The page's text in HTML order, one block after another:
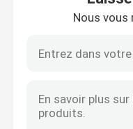
Bande d'acier allié
Nous vous